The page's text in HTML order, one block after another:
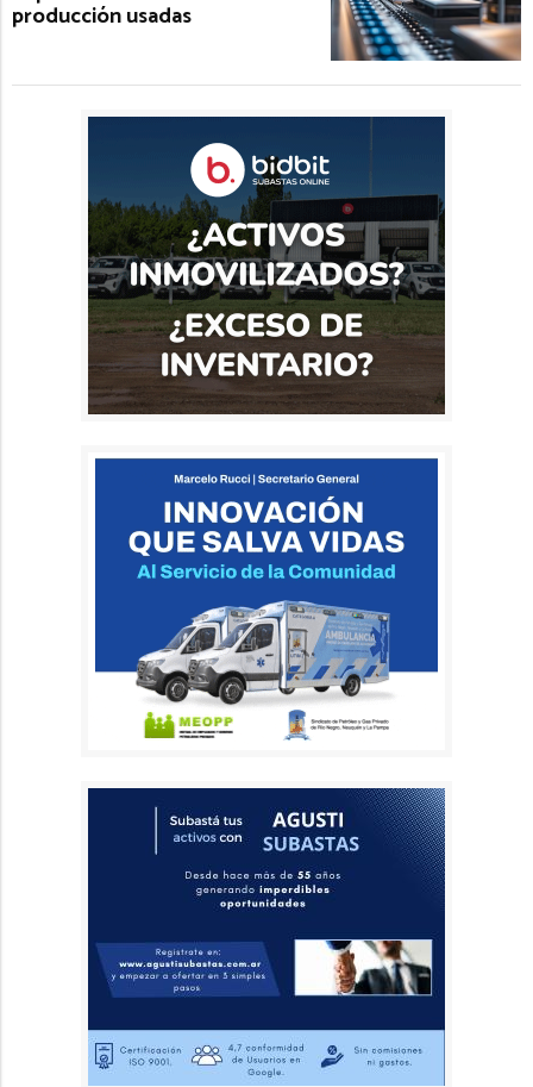
producción usadas